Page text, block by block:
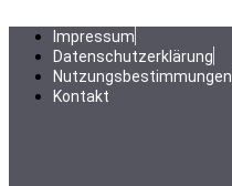
Inhalt
springen
Impressum
Datenschutzerklärung
Nutzungsbestimmungen
Kontakt